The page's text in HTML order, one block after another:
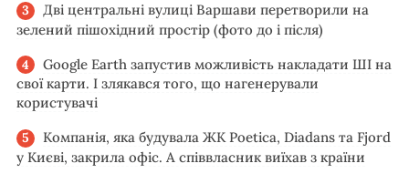
Дві центральні вулиці Варшави перетворили на
зелений пішохідний простір (фото до і після)
Google Earth запустив можливість накладати ШІ на
свої карти. І злякався того, що нагенерували
користувачі
Компанія, яка будувала ЖК Poetica, Diadans та Fjord
у Києві, закрила офіс. А співвласник виїхав з країни